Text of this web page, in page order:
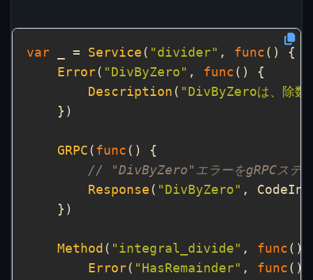
var _ = Service ( "divider" , func
Error( "DivByZero" , func
Description ( "DivByZeroは、除数
GRPC ( func
// "DivByZero"エラーをgRPCステ
Response ( "DivByZero"
Method ( "integral_divide" , func
Error( "HasRemainder" , func